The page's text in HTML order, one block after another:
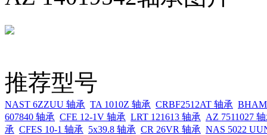
推荐型号
NAST 6ZZUU 轴承 TA 1010Z 轴承 CRBF2512AT 轴承
607840 轴承 CFE 12-1V 轴承 LRT 121613 轴承 AZ 7511027
承 CFES 10-1 轴承 5x39.8 轴承 CR 26VR 轴承 NAS 5022